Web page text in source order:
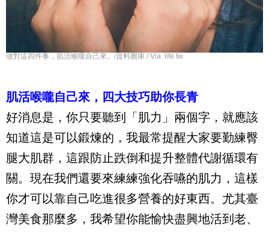
做對這四件事，肌活喉嚨自己來。/資料圖庫 / Via life.tw
肌活喉嚨自己來，四大技巧助你長青
好消息是，你只要聽到「肌力」兩個字，就應該
知道這是可以鍛煉的，我最常提醒大家要勤練臀
腿大肌群，這跟防止跌倒和提升整體代謝循環有
關。現在我們還要來練練強化吞嚥的肌力，這樣
你才可以靠自己吃進很多營養的好東西。尤其臺
灣美食那麼多，我希望你能愉快盡興地活到老、